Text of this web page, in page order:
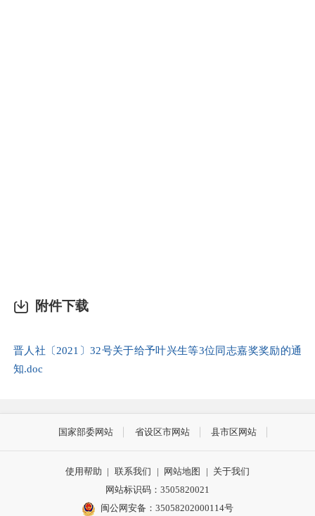
附件下载
晋人社〔2021〕32号关于给予叶兴生等3位同志嘉奖奖励的通
知.doc
国家部委网站 省设区市网站 县市区网站
使用帮助 | 联系我们 | 网站地图 | 关于我们
网站标识码：3505820021
闽公网安备：35058202000114号